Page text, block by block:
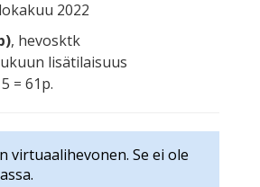
2022
, hevosktk
lisätilaisuus
= 61p.
virtuaalihevonen. Se ei ole